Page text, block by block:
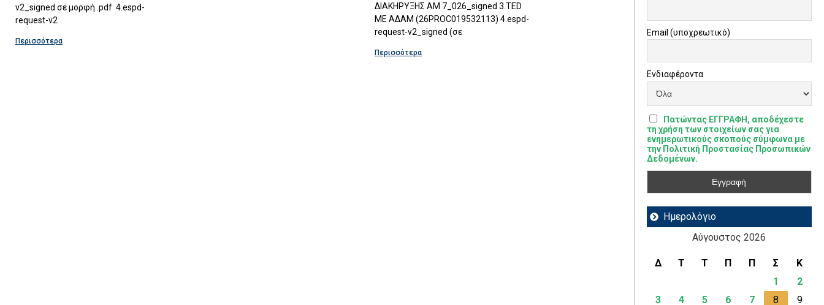
v2_signed σε μορφή .pdf 4.espd-
request-v2
Περισσότερα
ΔΙΑΚΗΡΥΞΗΣ ΑΜ 7_026_signed 3.TED
ΜΕ ΑΔΑΜ (26PROC019532113) 4.espd-
request-v2_signed (σε
Περισσότερα
Email (υποχρεωτικό)
Ενδιαφέροντα
Πατώντας ΕΓΓΡΑΦΗ, αποδέχεστε
τη χρήση των στοιχείων σας για
ενημερωτικούς σκοπούς σύμφωνα με
την Πολιτική Προστασίας Προσωπικών
Δεδομένων.
Ημερολόγιο
Αύγουστος 2026
Δ Τ Τ Π Π Σ
Κ
1
2
3
4 5 6 7 8
9